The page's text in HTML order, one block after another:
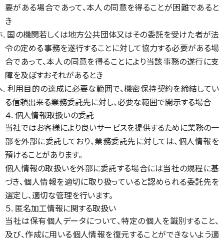
要がある場合であって、本人の同意を得ることが困難であると
き
. 国の機関若しくは地方公共団体又はその委託を受けた者が法
令の定める事務を遂行することに対して協力する必要がある場
合であって、本人の同意を得ることにより当該事務の遂行に支
障を及ぼすおそれがあるとき
. 利用目的の達成に必要な範囲で、機密保持契約を締結してい
る信頼出来る業務委託先に対し、必要な範囲で開示する場合
４. 個人情報取扱いの委託
当社ではお客様により良いサービスを提供するために業務の一
部を外部に委託しており、業務委託先に対しては、個人情報を
預けることがあります。
個人情報の取扱いを外部に委託する場合には当社の規程に基
づき、個人情報を適切に取り扱っていると認められる委託先を
選定し、適切な管理を行います。
５. 匿名加工情報に関する取扱い
当社は保有個人データについて、特定の個人を識別すること、
及び、作成に用いる個人情報を復元することができないよう適